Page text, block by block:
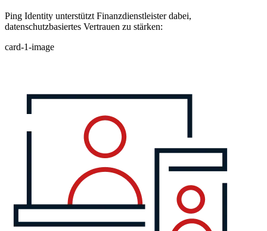
Ping Identity unterstützt Finanzdienstleister dabei,
datenschutzbasiertes Vertrauen zu stärken:
card-1-image